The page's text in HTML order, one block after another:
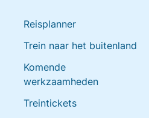
Reisplanner
Trein naar het buitenland
Komende
werkzaamheden
Treintickets